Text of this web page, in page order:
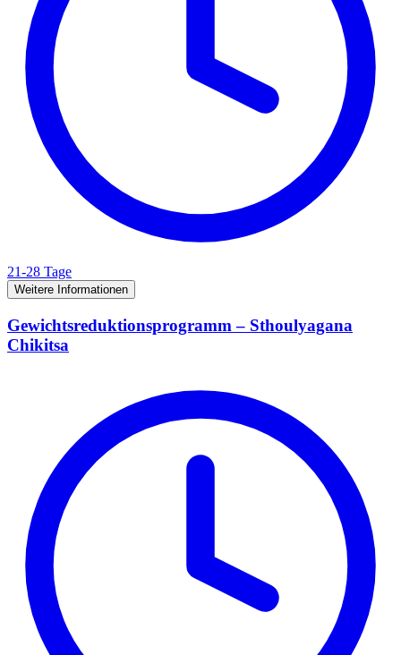
21-28 Tage
Weitere Informationen
Gewichtsreduktionsprogramm – Sthoulyagana
Chikitsa